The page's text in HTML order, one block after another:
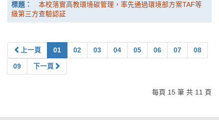
本校落實高教環境碳管理，率先通過環境部方案TAF等
級第三方查驗認証
上一頁 01 02 03 04 05 06 07 08
09 下一頁
每頁 15 筆 共 11 頁